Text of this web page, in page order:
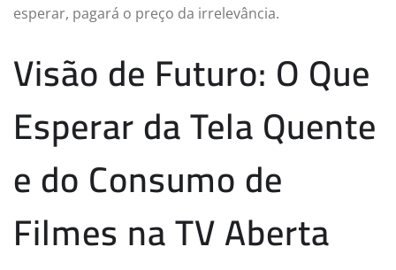
esperar, pagará o preço da irrelevância.
Visão de Futuro: O Que
Esperar da Tela Quente
e do Consumo de
Filmes na TV Aberta